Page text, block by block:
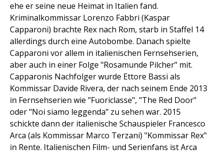
ehe er seine neue Heimat in Italien fand.
Kriminalkommissar Lorenzo Fabbri (Kaspar
Capparoni) brachte Rex nach Rom, starb in Staffel 14
allerdings durch eine Autobombe. Danach spielte
Capparoni vor allem in italienischen Fernsehserien,
aber auch in einer Folge "Rosamunde Pilcher" mit.
Capparonis Nachfolger wurde Ettore Bassi als
Kommissar Davide Rivera, der nach seinem Ende 2013
in Fernsehserien wie "Fuoriclasse", "The Red Door"
oder "Noi siamo leggenda" zu sehen war. 2015
schickte dann der italienische Schauspieler Francesco
Arca (als Kommissar Marco Terzani) "Kommissar Rex"
in Rente. Italienischen Film- und Serienfans ist Arca